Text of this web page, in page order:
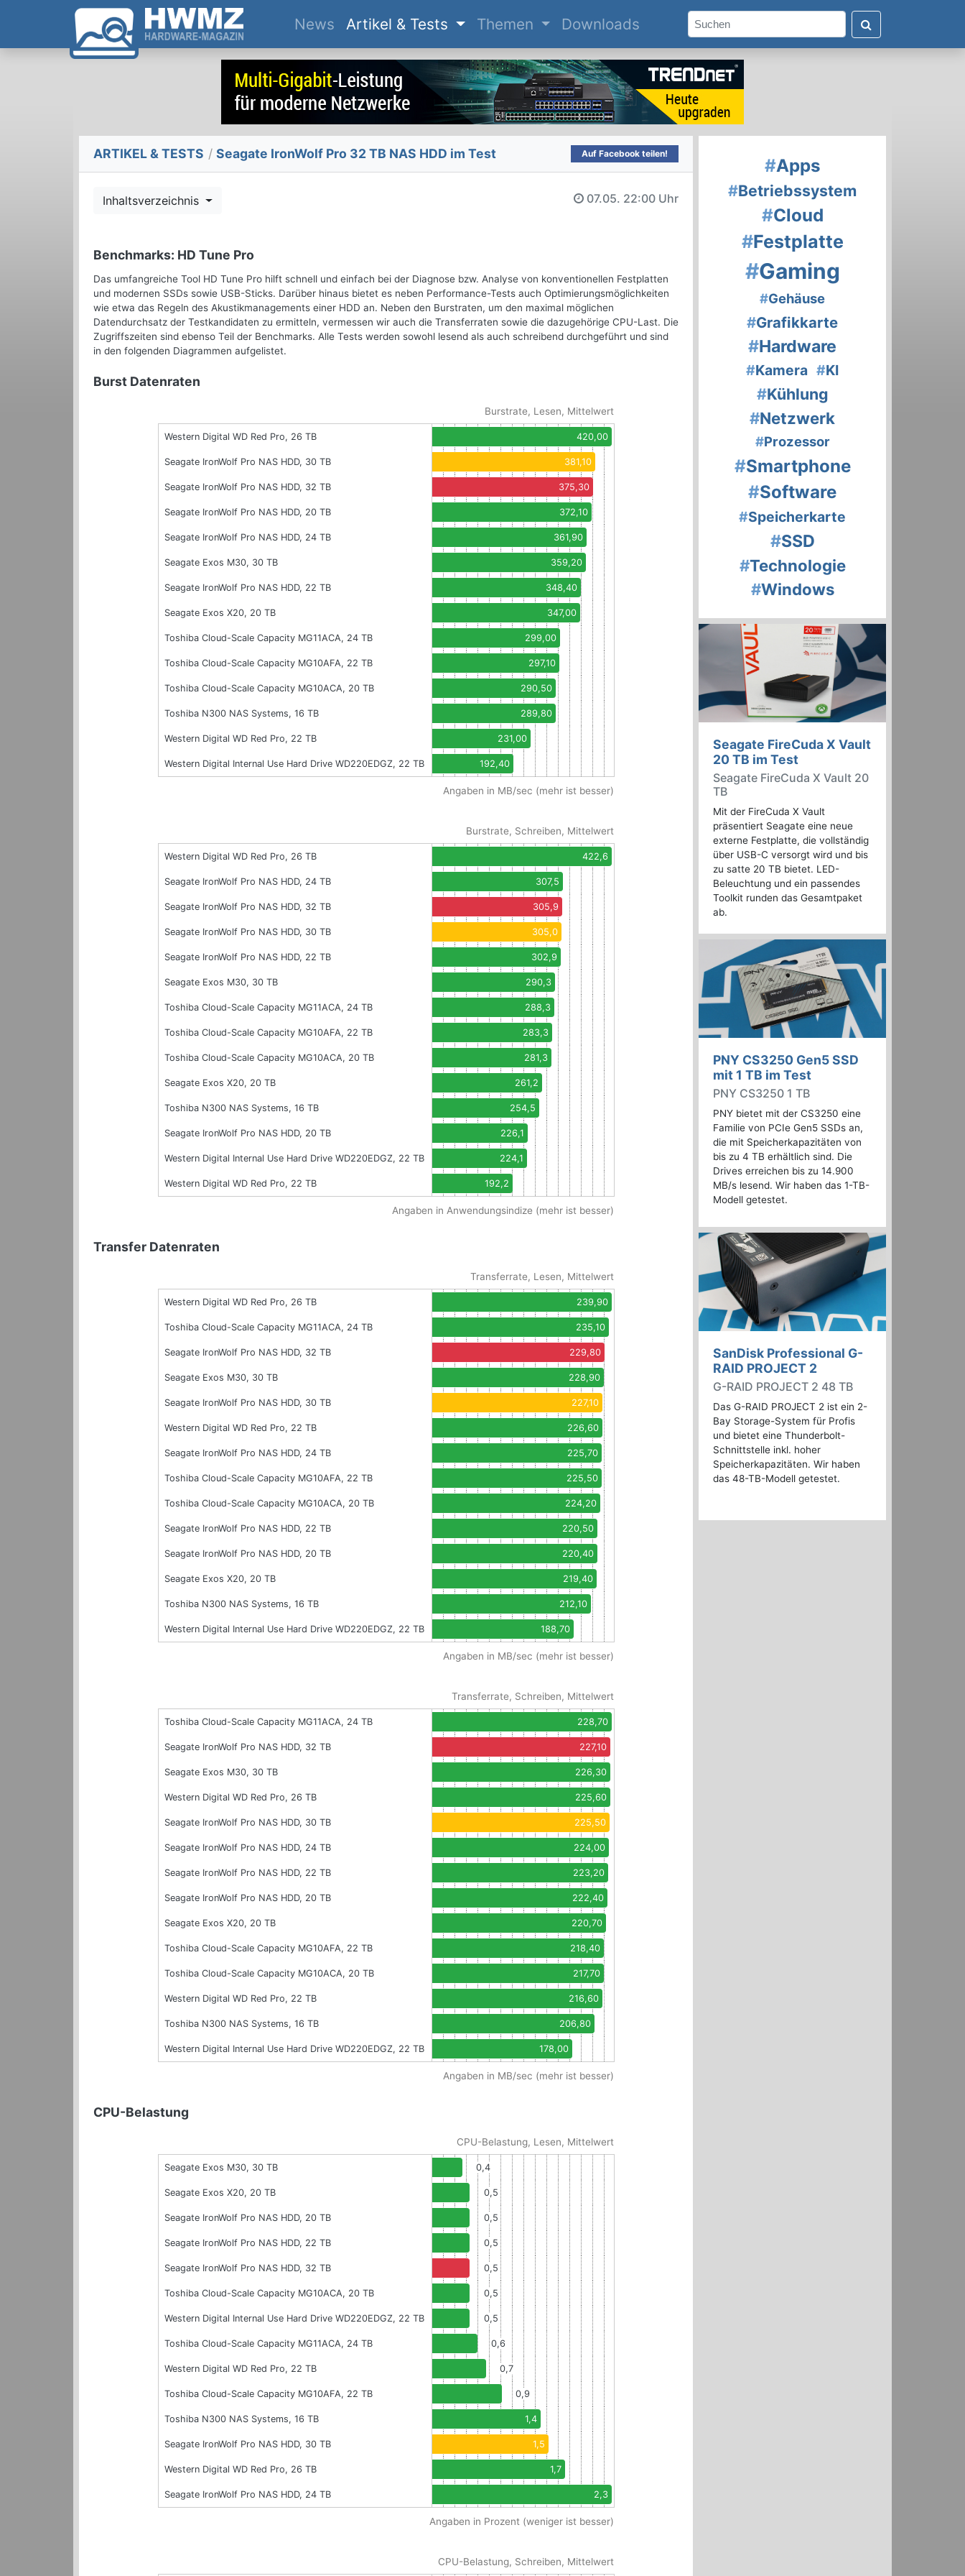
News(current)
Artikel & Tests Themen Downloads
ARTIKEL & TESTS / Seagate IronWolf Pro 32 TB NAS HDD im Test Auf Facebook teilen!
Inhaltsverzeichnis 07.05. 22:00 Uhr
Benchmarks: HD Tune Pro
Das umfangreiche Tool HD Tune Pro hilft schnell und einfach bei der Diagnose bzw. Analyse von konventionellen Festplatten
und modernen SSDs sowie USB-Sticks. Darüber hinaus bietet es neben Performance-Tests auch Optimierungsmöglichkeiten
wie etwa das Regeln des Akustikmanagements einer HDD an. Neben den Burstraten, um den maximal möglichen
Datendurchsatz der Testkandidaten zu ermitteln, vermessen wir auch die Transferraten sowie die dazugehörige CPU-Last. Die
Zugriffszeiten sind ebenso Teil der Benchmarks. Alle Tests werden sowohl lesend als auch schreibend durchgeführt und sind
in den folgenden Diagrammen aufgelistet.
Burst Datenraten
Burstrate, Lesen, Mittelwert
Western Digital WD Red Pro, 26 TB 420,00
Seagate IronWolf Pro NAS HDD, 30 TB 381,10
Seagate IronWolf Pro NAS HDD, 32 TB 375,30
Seagate IronWolf Pro NAS HDD, 20 TB 372,10
Seagate IronWolf Pro NAS HDD, 24 TB 361,90
Seagate Exos M30, 30 TB 359,20
Seagate IronWolf Pro NAS HDD, 22 TB 348,40
Seagate Exos X20, 20 TB 347,00
Toshiba Cloud-Scale Capacity MG11ACA, 24 TB 299,00
Toshiba Cloud-Scale Capacity MG10AFA, 22 TB 297,10
Toshiba Cloud-Scale Capacity MG10ACA, 20 TB 290,50
Toshiba N300 NAS Systems, 16 TB 289,80
Western Digital WD Red Pro, 22 TB 231,00
Western Digital Internal Use Hard Drive WD220EDGZ, 22 TB 192,40
Angaben in MB/sec (mehr ist besser)
Burstrate, Schreiben, Mittelwert
Western Digital WD Red Pro, 26 TB 422,6
Seagate IronWolf Pro NAS HDD, 24 TB 307,5
Seagate IronWolf Pro NAS HDD, 32 TB 305,9
Seagate IronWolf Pro NAS HDD, 30 TB 305,0
Seagate IronWolf Pro NAS HDD, 22 TB 302,9
Seagate Exos M30, 30 TB 290,3
Toshiba Cloud-Scale Capacity MG11ACA, 24 TB 288,3
Toshiba Cloud-Scale Capacity MG10AFA, 22 TB 283,3
Toshiba Cloud-Scale Capacity MG10ACA, 20 TB 281,3
Seagate Exos X20, 20 TB 261,2
Toshiba N300 NAS Systems, 16 TB 254,5
Seagate IronWolf Pro NAS HDD, 20 TB 226,1
Western Digital Internal Use Hard Drive WD220EDGZ, 22 TB 224,1
Western Digital WD Red Pro, 22 TB 192,2
Angaben in Anwendungsindize (mehr ist besser)
Transfer Datenraten
Transferrate, Lesen, Mittelwert
Western Digital WD Red Pro, 26 TB 239,90
Toshiba Cloud-Scale Capacity MG11ACA, 24 TB 235,10
Seagate IronWolf Pro NAS HDD, 32 TB 229,80
Seagate Exos M30, 30 TB 228,90
Seagate IronWolf Pro NAS HDD, 30 TB 227,10
Western Digital WD Red Pro, 22 TB 226,60
Seagate IronWolf Pro NAS HDD, 24 TB 225,70
Toshiba Cloud-Scale Capacity MG10AFA, 22 TB 225,50
Toshiba Cloud-Scale Capacity MG10ACA, 20 TB 224,20
Seagate IronWolf Pro NAS HDD, 22 TB 220,50
Seagate IronWolf Pro NAS HDD, 20 TB 220,40
Seagate Exos X20, 20 TB 219,40
Toshiba N300 NAS Systems, 16 TB 212,10
Western Digital Internal Use Hard Drive WD220EDGZ, 22 TB 188,70
Angaben in MB/sec (mehr ist besser)
Transferrate, Schreiben, Mittelwert
Toshiba Cloud-Scale Capacity MG11ACA, 24 TB 228,70
Seagate IronWolf Pro NAS HDD, 32 TB 227,10
Seagate Exos M30, 30 TB 226,30
Western Digital WD Red Pro, 26 TB 225,60
Seagate IronWolf Pro NAS HDD, 30 TB 225,50
Seagate IronWolf Pro NAS HDD, 24 TB 224,00
Seagate IronWolf Pro NAS HDD, 22 TB 223,20
Seagate IronWolf Pro NAS HDD, 20 TB 222,40
Seagate Exos X20, 20 TB 220,70
Toshiba Cloud-Scale Capacity MG10AFA, 22 TB 218,40
Toshiba Cloud-Scale Capacity MG10ACA, 20 TB 217,70
Western Digital WD Red Pro, 22 TB 216,60
Toshiba N300 NAS Systems, 16 TB 206,80
Western Digital Internal Use Hard Drive WD220EDGZ, 22 TB 178,00
Angaben in MB/sec (mehr ist besser)
CPU-Belastung
CPU-Belastung, Lesen, Mittelwert
Seagate Exos M30, 30 TB 0,4
Seagate Exos X20, 20 TB 0,5
Seagate IronWolf Pro NAS HDD, 20 TB 0,5
Seagate IronWolf Pro NAS HDD, 22 TB 0,5
Seagate IronWolf Pro NAS HDD, 32 TB 0,5
Toshiba Cloud-Scale Capacity MG10ACA, 20 TB 0,5
Western Digital Internal Use Hard Drive WD220EDGZ, 22 TB 0,5
Toshiba Cloud-Scale Capacity MG11ACA, 24 TB 0,6
Western Digital WD Red Pro, 22 TB 0,7
Toshiba Cloud-Scale Capacity MG10AFA, 22 TB 0,9
Toshiba N300 NAS Systems, 16 TB 1,4
Seagate IronWolf Pro NAS HDD, 30 TB 1,5
Western Digital WD Red Pro, 26 TB 1,7
Seagate IronWolf Pro NAS HDD, 24 TB 2,3
Angaben in Prozent (weniger ist besser)
CPU-Belastung, Schreiben, Mittelwert
#Apps
#Betriebssystem
#Cloud
#Festplatte
#Gaming
#Gehäuse
#Grafikkarte
#Hardware
#Kamera #KI
#Kühlung
#Netzwerk
#Prozessor
#Smartphone
#Software
#Speicherkarte
#SSD
#Technologie
#Windows
Seagate FireCuda X Vault
20 TB im Test
Seagate FireCuda X Vault 20
TB
Mit der FireCuda X Vault
präsentiert Seagate eine neue
externe Festplatte, die vollständig
über USB-C versorgt wird und bis
zu satte 20 TB bietet. LED-
Beleuchtung und ein passendes
Toolkit runden das Gesamtpaket
ab.
PNY CS3250 Gen5 SSD
mit 1 TB im Test
PNY CS3250 1 TB
PNY bietet mit der CS3250 eine
Familie von PCIe Gen5 SSDs an,
die mit Speicherkapazitäten von
bis zu 4 TB erhältlich sind. Die
Drives erreichen bis zu 14.900
MB/s lesend. Wir haben das 1-TB-
Modell getestet.
SanDisk Professional G-
RAID PROJECT 2
G-RAID PROJECT 2 48 TB
Das G-RAID PROJECT 2 ist ein 2-
Bay Storage-System für Profis
und bietet eine Thunderbolt-
Schnittstelle inkl. hoher
Speicherkapazitäten. Wir haben
das 48-TB-Modell getestet.